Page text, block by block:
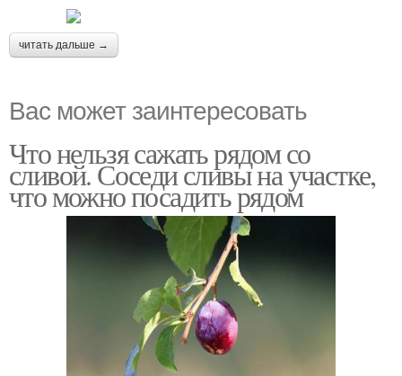
читать дальше →
Вас может заинтересовать
Что нельзя сажать рядом со
сливой. Соседи сливы на участке,
что можно посадить рядом